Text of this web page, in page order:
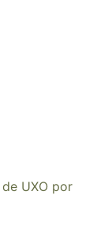
UXO por